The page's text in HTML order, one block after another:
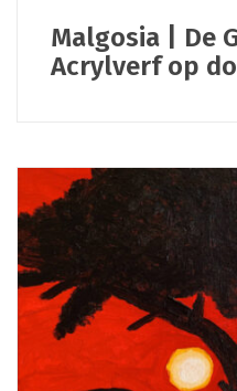
Malgosia | De
Acrylverf op